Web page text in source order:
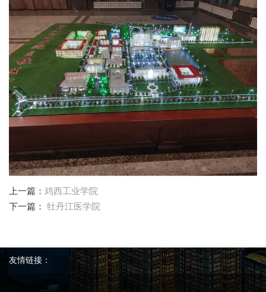
上一篇： 鸡西工业学院
下一篇： 牡丹江医学院
友情链接：